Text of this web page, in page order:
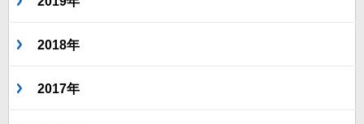
2018年
2017年